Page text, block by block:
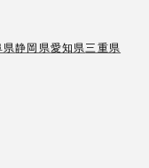
県静岡県愛知県三重県